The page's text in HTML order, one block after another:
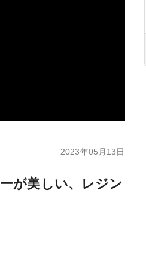
2023年05月13日
が美しい、レジン